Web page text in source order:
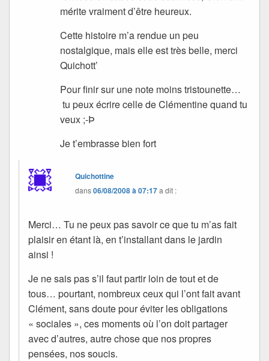
mérite vraiment d’être heureux.
Cette histoire m’a rendue un peu
nostalgique, mais elle est très belle, merci
Quichott’
Pour finir sur une note moins tristounette…
tu peux écrire celle de Clémentine quand tu
veux ;-Þ
Je t’embrasse bien fort
Quichottine
dans06/08/2008 à 07:17a dit :
Merci… Tu ne peux pas savoir ce que tu m’as fait
plaisir en étant là, en t’installant dans le jardin
ainsi !
Je ne sais pas s’il faut partir loin de tout et de
tous… pourtant, nombreux ceux qui l’ont fait avant
Clément, sans doute pour éviter les obligations
« sociales », ces moments où l’on doit partager
avec d’autres, autre chose que nos propres
pensées, nos soucis.